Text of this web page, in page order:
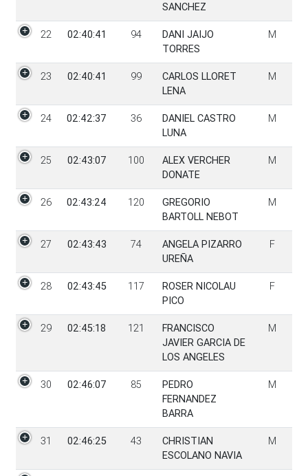
SANCHEZ
22 02:40:41 94
DANI JAIJO
TORRES
M
23 02:40:41 99
CARLOS LLORET
LENA
M
24 02:42:37 36
DANIEL CASTRO
LUNA
M
25 02:43:07 100
ALEX VERCHER
DONATE
M
26 02:43:24 120
GREGORIO
BARTOLL NEBOT
M
27 02:43:43 74
ANGELA PIZARRO
UREÑA
F
28 02:43:45 117
ROSER NICOLAU
PICO
F
29 02:45:18 121
FRANCISCO
JAVIER GARCIA DE
LOS ANGELES
M
30 02:46:07 85
PEDRO
FERNANDEZ
BARRA
M
31 02:46:25 43
CHRISTIAN
ESCOLANO NAVIA
M